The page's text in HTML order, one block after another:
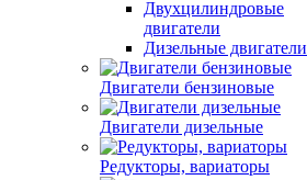
Двухцилиндровые
двигатели
Дизельные двигатели
Двигатели бензиновые
Двигатели дизельные
Редукторы, вариаторы